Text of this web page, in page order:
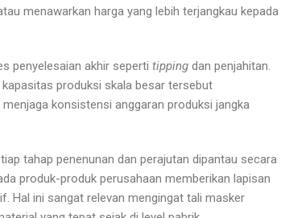
menawarkan harga yang lebih terjangkau kepada
penyelesaian akhir seperti tipping dan penjahitan.
produksi skala besar tersebut
konsistensi anggaran produksi jangka
tahap penenunan dan perajutan dipantau secara
produk-produk perusahaan memberikan lapisan
Hal ini sangat relevan mengingat tali masker